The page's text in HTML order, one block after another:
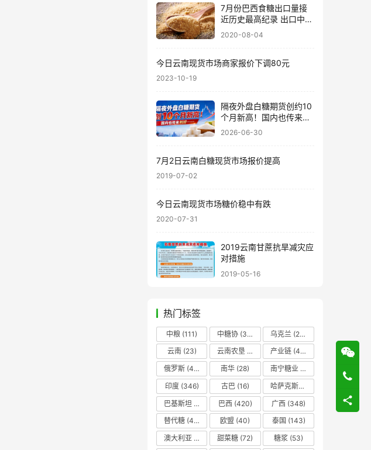
7月份巴西食糖出口量接
近历史最高纪录 出口中国
超40万吨
2020-08-04
今日云南现货市场商家报价下调80元
2023-10-19
隔夜外盘白糖期货创约10
个月新高！国内也传来利
好……
2026-06-30
7月2日云南白糖现货市场报价提高
2019-07-02
今日云南现货市场糖价稳中有跌
2020-07-31
2019云南甘蔗抗旱减灾应
对措施
2019-05-16
热门标签
中粮 (111) 中糖协 (37) 乌克兰 (20)
云南(23) 云南农垦 产业链 (42)
俄罗斯 (43) 南华 (28) 南宁糖业
印度(346) 古巴(16) 哈萨克斯坦
巴基斯坦
巴西(420) 广西 (348)
替代糖 (48) 欧盟 (40) 泰国 (143)
澳大利亚
甜菜糖 (72) 糖浆 (53)